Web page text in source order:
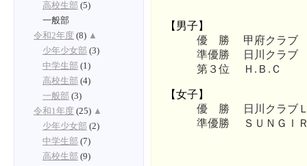
【男子】
優 勝
甲府クラブ
準優勝
日川クラブ
第３位
Ｈ.Ｂ.Ｃ
【女子】
優 勝
日川クラブ
準優勝
ＳＵＮＧＩ
高校生部 (5)
一般部
令和2年度 (8) ▲
少年少女部 (3)
中学生部 (1)
高校生部 (4)
一般部 (3)
令和1年度 (25) ▲
少年少女部 (2)
中学生部 (7)
高校生部 (9)